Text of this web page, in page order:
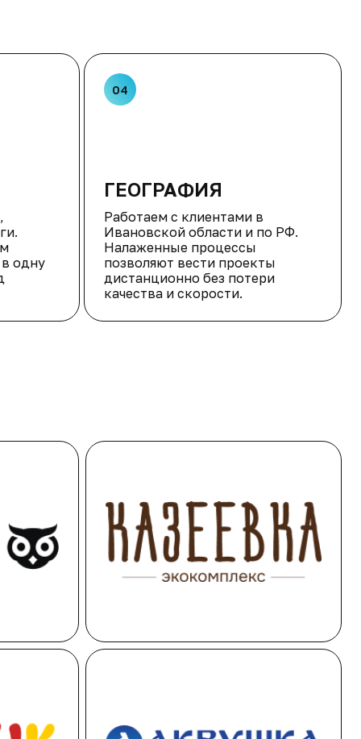
одну
04
ГЕОГРАФИЯ
Работаем с клиентами в
Ивановской области и по РФ.
Налаженные процессы
позволяют вести проекты
дистанционно без потери
качества и скорости.